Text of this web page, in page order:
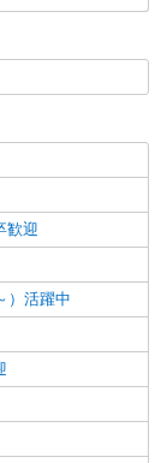
歓迎
）活躍中